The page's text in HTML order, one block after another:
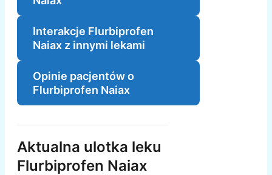
Interakcje Flurbiprofen
Naiax z innymi lekami
Opinie pacjentów o
Flurbiprofen Naiax
Aktualna ulotka leku
Flurbiprofen Naiax